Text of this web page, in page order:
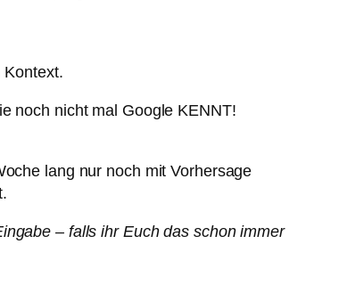
Kontext.
noch nicht mal Google KENNT!
lang nur noch mit Vorhersage
– falls ihr Euch das schon immer